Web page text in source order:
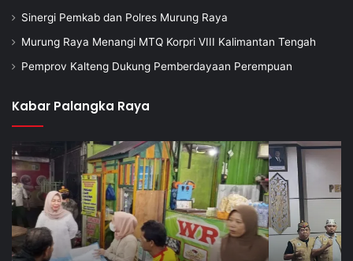
Sinergi Pemkab dan Polres Murung Raya
Murung Raya Menangi MTQ Korpri VIII Kalimantan Tengah
Pemprov Kalteng Dukung Pemberdayaan Perempuan
Kabar Palangka Raya